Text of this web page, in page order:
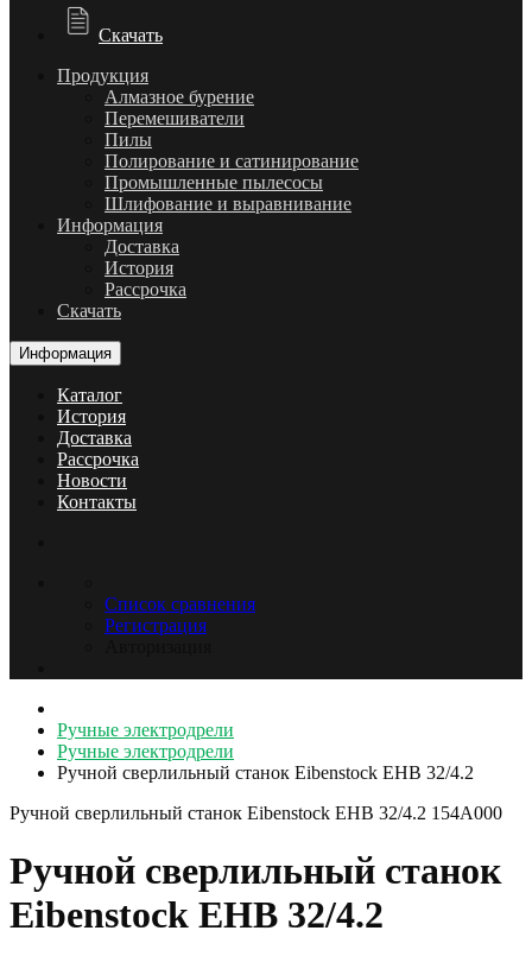
Скачать
Продукция
Алмазное бурение
Перемешиватели
Пилы
Полирование и сатинирование
Промышленные пылесосы
Шлифование и выравнивание
Информация
Доставка
История
Рассрочка
Скачать
Информация
Каталог
История
Доставка
Рассрочка
Новости
Контакты
Список сравнения
Регистрация
Ручные электродрели
Ручные электродрели
Ручной сверлильный станок Eibenstock EHB 32/4.2
Ручной сверлильный станок Eibenstock EHB 32/4.2 154A000
Ручной сверлильный станок
Eibenstock EHB 32/4.2